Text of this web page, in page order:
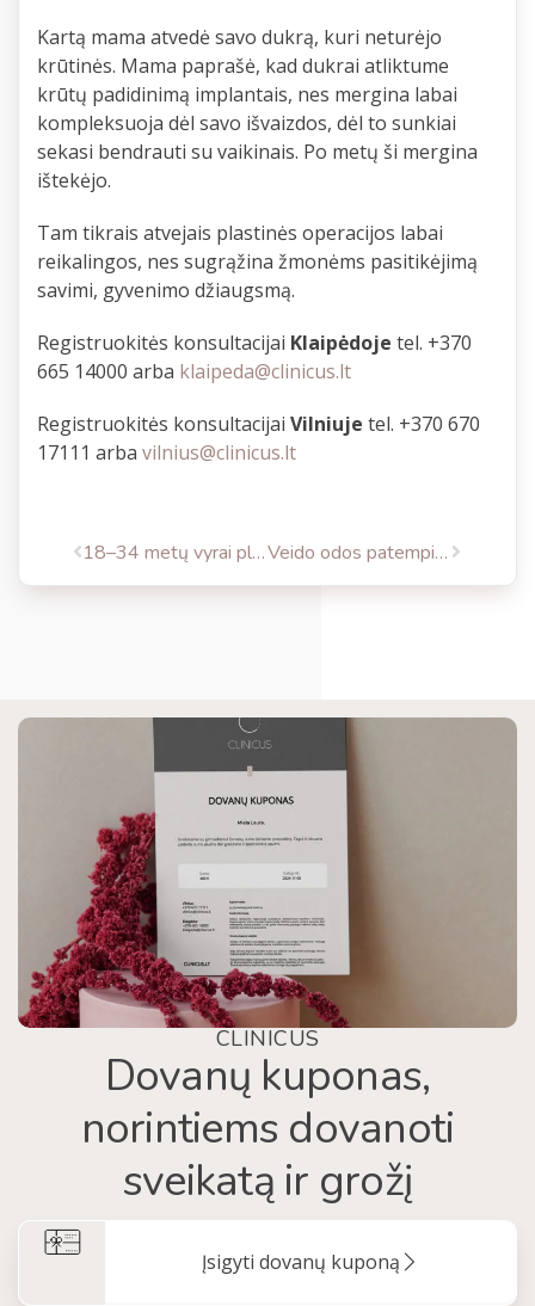
Kartą mama atvedė savo dukrą, kuri neturėjo
krūtinės. Mama paprašė, kad dukrai atliktume
krūtų padidinimą implantais, nes mergina labai
kompleksuoja dėl savo išvaizdos, dėl to sunkiai
sekasi bendrauti su vaikinais. Po metų ši mergina
ištekėjo.
Tam tikrais atvejais plastinės operacijos labai
reikalingos, nes sugrąžina žmonėms pasitikėjimą
savimi, gyvenimo džiaugsmą.
Registruokitės konsultacijai Klaipėdoje tel. +370
665 14000 arba klaipeda@clinicus.lt
Registruokitės konsultacijai Vilniuje tel. +370 670
17111 arba vilnius@clinicus.lt
18–34 metų vyrai plastikos chirurgiją renkasi dėl geresnės savijautos Veido odos patempimas lazeriu – efektyvus būdas lyginti raukšles be pjūvio
CLINICUS
Dovanų kuponas,
norintiems dovanoti
sveikatą ir grožį
Įsigyti dovanų kuponą